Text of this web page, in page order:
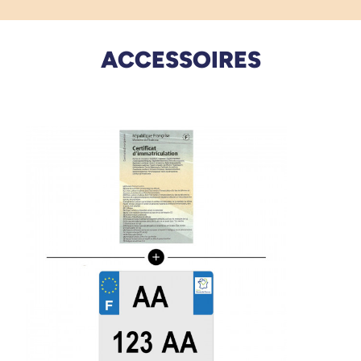
Fonctionnalités et avantages
qui améliore la tenue de route et la stabilité
dans les virages. Associé à sa configuration 3
roues et à son système anti-retournement, il
limite les risques de déséquilibre et rassure
l’utilisateur lors de chaque déplacement.
Cette conception est idéale pour les personnes
qui souhaitent un scooter sécurisant, sans
sensation d’instabilité.
Autonomie confortable pour les
ACCESSOIRES